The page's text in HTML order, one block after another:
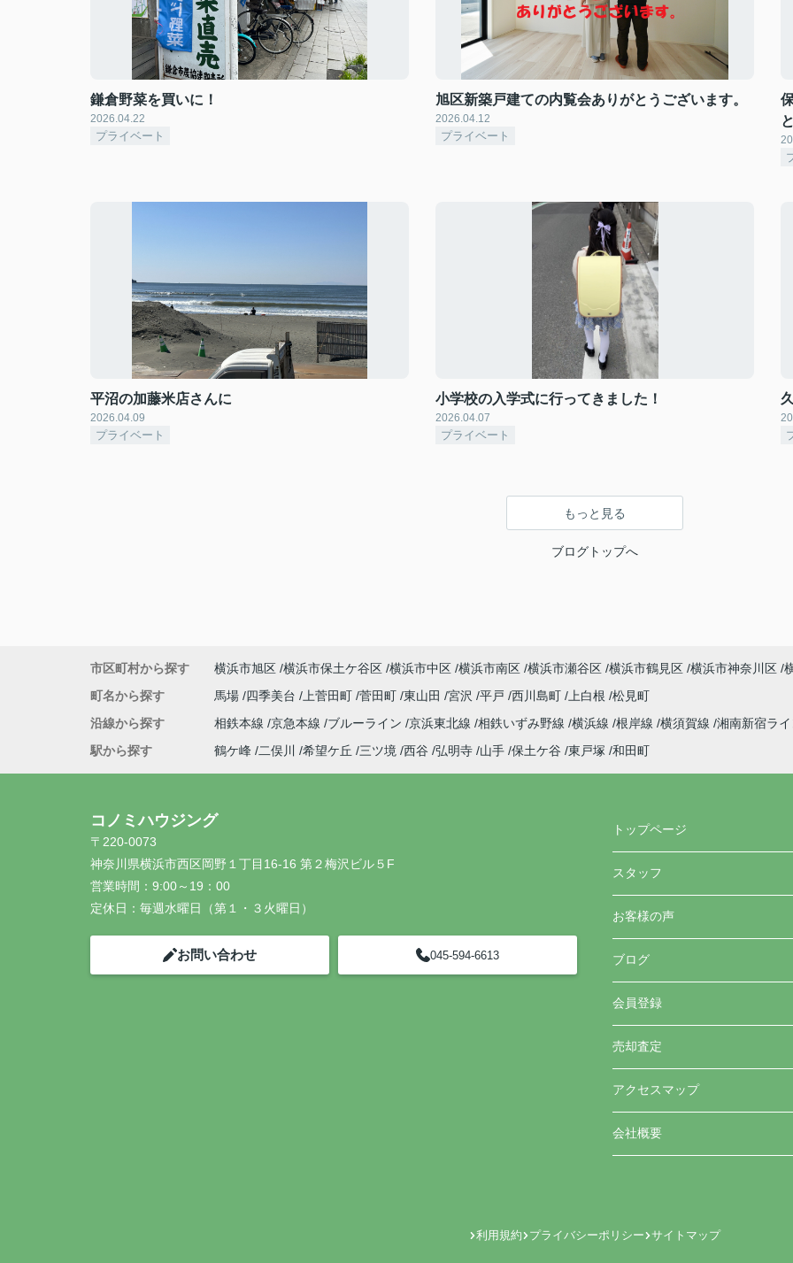
鎌倉野菜を買いに！
2026.04.22
プライベート
旭区新築戸建ての内覧会ありがとうございます。
2026.04.12
プライベート
平沼の加藤米店さんに
2026.04.09
プライベート
小学校の入学式に行ってきました！
2026.04.07
プライベート
もっと見る
ブログトップへ
市区町村から探す 横浜市旭区 横浜市保土ケ谷区 横浜市中区 横浜市南区 横浜市瀬谷区 横浜市鶴見区 横浜市神奈川区
町名から探す
馬場 四季美台 上菅田町 菅田町 東山田 宮沢 平戸 西川島町 上白根 松見町
沿線から探す
相鉄本線 京急本線 ブルーライン 京浜東北線 相鉄いずみ野線 横浜線 根岸線 横須賀線 湘南新宿ラ
駅から探す
鶴ケ峰 二俣川 希望ケ丘 三ツ境 西谷 弘明寺 山手 保土ケ谷 東戸塚 和田町
コノミハウジング
〒220-0073
神奈川県横浜市西区岡野１丁目16-16 第２梅沢ビル５F
営業時間： 9:00～19：00
定休日： 毎週水曜日（第１・３火曜日）
お問い合わせ 045-594-6613
トップページ
スタッフ
お客様の声
ブログ
会員登録
売却査定
アクセスマップ
会社概要
利用規約 プライバシーポリシー サイトマップ